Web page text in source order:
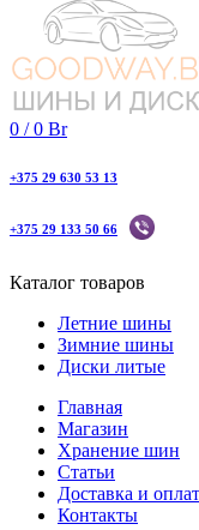
0 / 0 Br
+375 29 630 53 13
+375 29 133 50 66
Каталог товаров
Летние шины
Зимние шины
Диски литые
Главная
Магазин
Хранение шин
Статьи
Доставка и
Контакты